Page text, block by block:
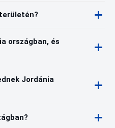
országban, és
Jordánia